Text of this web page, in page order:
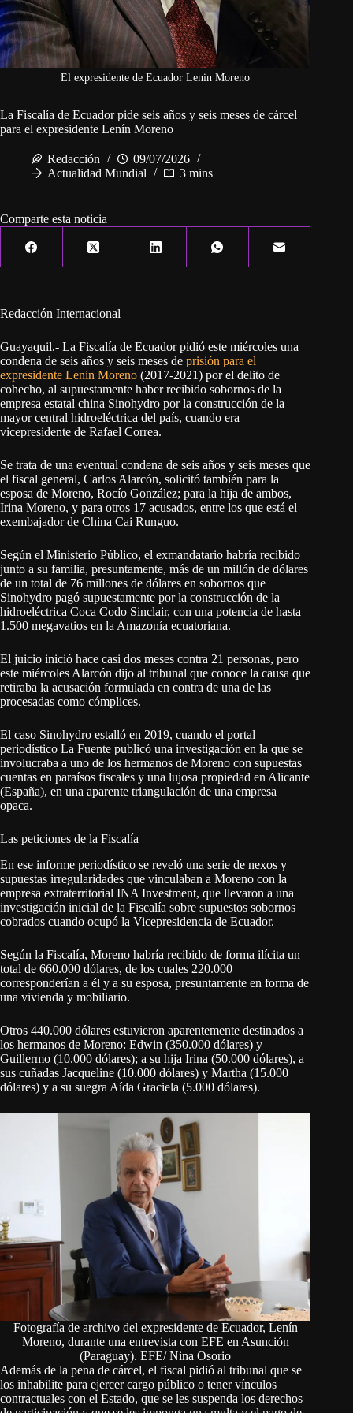
El expresidente de Ecuador Lenin Moreno
La Fiscalía de Ecuador pide seis años y seis meses de cárcel
para el expresidente Lenín Moreno
Redacción
09/07/2026
Actualidad Mundial
3 mins
Comparte esta noticia
Redacción Internacional
Guayaquil.- La Fiscalía de Ecuador pidió este miércoles una
condena de seis años y seis meses de prisión para el
expresidente Lenin Moreno (2017-2021) por el delito de
cohecho, al supuestamente haber recibido sobornos de la
empresa estatal china Sinohydro por la construcción de la
mayor central hidroeléctrica del país, cuando era
vicepresidente de Rafael Correa.
Se trata de una eventual condena de seis años y seis meses que
el fiscal general, Carlos Alarcón, solicitó también para la
esposa de Moreno, Rocío González; para la hija de ambos,
Irina Moreno, y para otros 17 acusados, entre los que está el
exembajador de China Cai Runguo.
Según el Ministerio Público, el exmandatario habría recibido
junto a su familia, presuntamente, más de un millón de dólares
de un total de 76 millones de dólares en sobornos que
Sinohydro pagó supuestamente por la construcción de la
hidroeléctrica Coca Codo Sinclair, con una potencia de hasta
1.500 megavatios en la Amazonía ecuatoriana.
El juicio inició hace casi dos meses contra 21 personas, pero
este miércoles Alarcón dijo al tribunal que conoce la causa que
retiraba la acusación formulada en contra de una de las
procesadas como cómplices.
El caso Sinohydro estalló en 2019, cuando el portal
periodístico La Fuente publicó una investigación en la que se
involucraba a uno de los hermanos de Moreno con supuestas
cuentas en paraísos fiscales y una lujosa propiedad en Alicante
(España), en una aparente triangulación de una empresa
opaca.
Las peticiones de la Fiscalía
En ese informe periodístico se reveló una serie de nexos y
supuestas irregularidades que vinculaban a Moreno con la
empresa extraterritorial INA Investment, que llevaron a una
investigación inicial de la Fiscalía sobre supuestos sobornos
cobrados cuando ocupó la Vicepresidencia de Ecuador.
Según la Fiscalía, Moreno habría recibido de forma ilícita un
total de 660.000 dólares, de los cuales 220.000
corresponderían a él y a su esposa, presuntamente en forma de
una vivienda y mobiliario.
Otros 440.000 dólares estuvieron aparentemente destinados a
los hermanos de Moreno: Edwin (350.000 dólares) y
Guillermo (10.000 dólares); a su hija Irina (50.000 dólares), a
sus cuñadas Jacqueline (10.000 dólares) y Martha (15.000
dólares) y a su suegra Aída Graciela (5.000 dólares).
Fotografía de archivo del expresidente de Ecuador, Lenín
Moreno, durante una entrevista con EFE en Asunción
(Paraguay). EFE/ Nina Osorio
Además de la pena de cárcel, el fiscal pidió al tribunal que se
los inhabilite para ejercer cargo público o tener vínculos
contractuales con el Estado, que se les suspenda los derechos